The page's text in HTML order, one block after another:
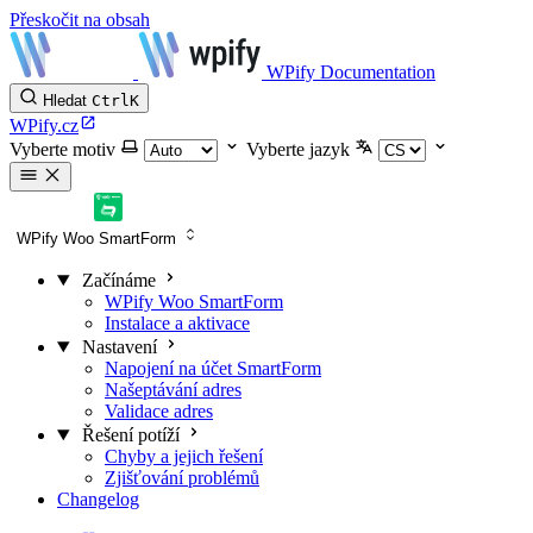
Přeskočit na obsah
WPify Documentation
Hledat CtrlK
WPify.cz
Vyberte motiv
Vyberte jazyk
WPify Woo SmartForm
Začínáme
WPify Woo SmartForm
Instalace a aktivace
Nastavení
Napojení na účet SmartForm
Našeptávání adres
Validace adres
Řešení potíží
Chyby a jejich řešení
Zjišťování problémů
Changelog